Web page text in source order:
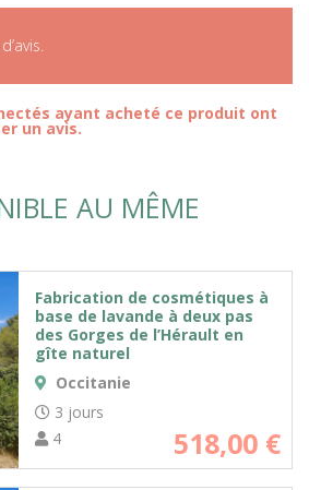
ayant acheté ce produit ont
un avis.
AU MÊME
Fabrication de cosmétiques à
base de lavande à deux pas
des Gorges de l’Hérault en
gîte naturel
Occitanie
3 jours
4
518,00 €